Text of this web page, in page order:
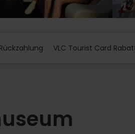
Rückzahlung VLC Tourist Card